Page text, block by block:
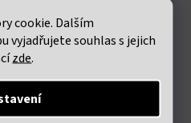
cookie. Dalším
vyjadřujete souhlas s jejich
zde.